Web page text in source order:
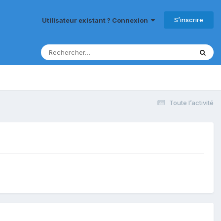
Utilisateur existant ? Connexion S’inscrire
Toute l’activité